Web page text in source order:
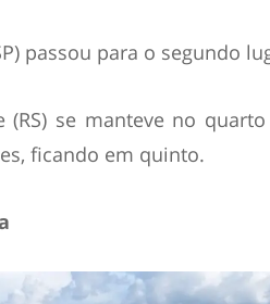
passou para o segundo
(RS) se manteve no
ficando em quinto.